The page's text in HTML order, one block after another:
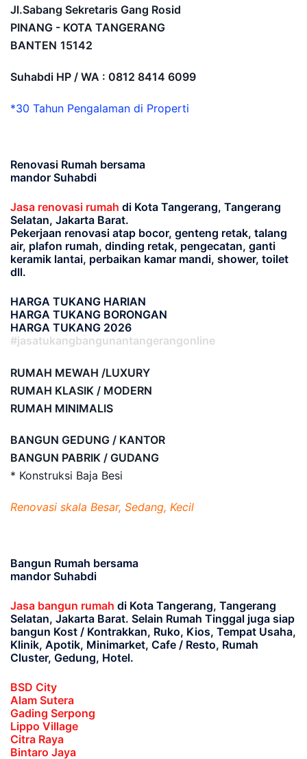
Jl.Sabang Sekretaris Gang Rosid
PINANG - KOTA TANGERANG
BANTEN 15142
Suhabdi HP / WA : 0812 8414 6099
*30 Tahun Pengalaman di Properti
Renovasi Rumah bersama
mandor Suhabdi
Jasa renovasi rumah di Kota Tangerang, Tangerang
Selatan, Jakarta Barat.
Pekerjaan renovasi atap bocor, genteng retak, talang
air, plafon rumah, dinding retak, pengecatan, ganti
keramik lantai, perbaikan kamar mandi, shower, toilet
dll.
HARGA TUKANG HARIAN
HARGA TUKANG BORONGAN
HARGA TUKANG 2026
#jasatukangbangunantangerangonline
RUMAH MEWAH /LUXURY
RUMAH KLASIK / MODERN
RUMAH MINIMALIS
BANGUN GEDUNG / KANTOR
BANGUN PABRIK / GUDANG
* Konstruksi Baja Besi
Renovasi skala Besar, Sedang, Kecil
Bangun Rumah bersama
mandor Suhabdi
Jasa bangun rumah di Kota Tangerang, Tangerang
Selatan, Jakarta Barat. Selain Rumah Tinggal juga siap
bangun Kost / Kontrakkan, Ruko, Kios, Tempat Usaha,
Klinik, Apotik, Minimarket, Cafe / Resto, Rumah
Cluster, Gedung, Hotel.
BSD City
Alam Sutera
Gading Serpong
Lippo Village
Citra Raya
Bintaro Jaya